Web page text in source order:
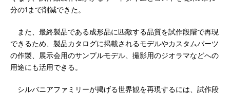
分の1まで削減できた。
また、最終製品である成形品に匹敵する品質を試作段階で再現
できるため、製品カタログに掲載されるモデルやカスタムパーツ
の作製、展示会用のサンプルモデル、撮影用のジオラマなどへの
用途にも活用できる。
シルバニアファミリーが掲げる世界観を再現するには、試作段